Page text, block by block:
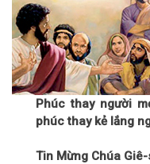
Phúc thay người
phúc thay kẻ lắng
Tin Mừng Chúa